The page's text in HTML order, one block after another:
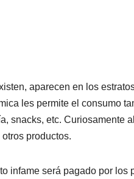
aparecen en los
les permite el consumo
snacks, etc. Curiosamente
productos.
infame será pagado por los